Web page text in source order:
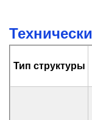
фазированным
большая
может
противостоять
значительным
Тип структуры